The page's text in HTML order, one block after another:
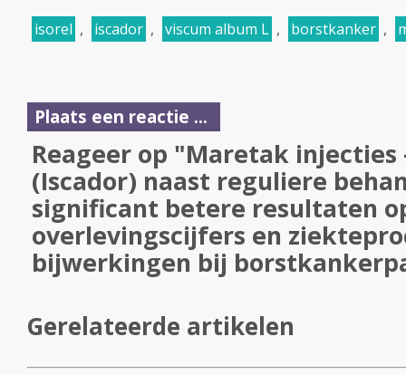
isorel , iscador , viscum album L , borstkanker ,
Plaats een reactie ...
Reageer op "Maretak injecties
(Iscador) naast reguliere
significant betere resultaten
overlevingscijfers en
bijwerkingen bij
Gerelateerde artikelen